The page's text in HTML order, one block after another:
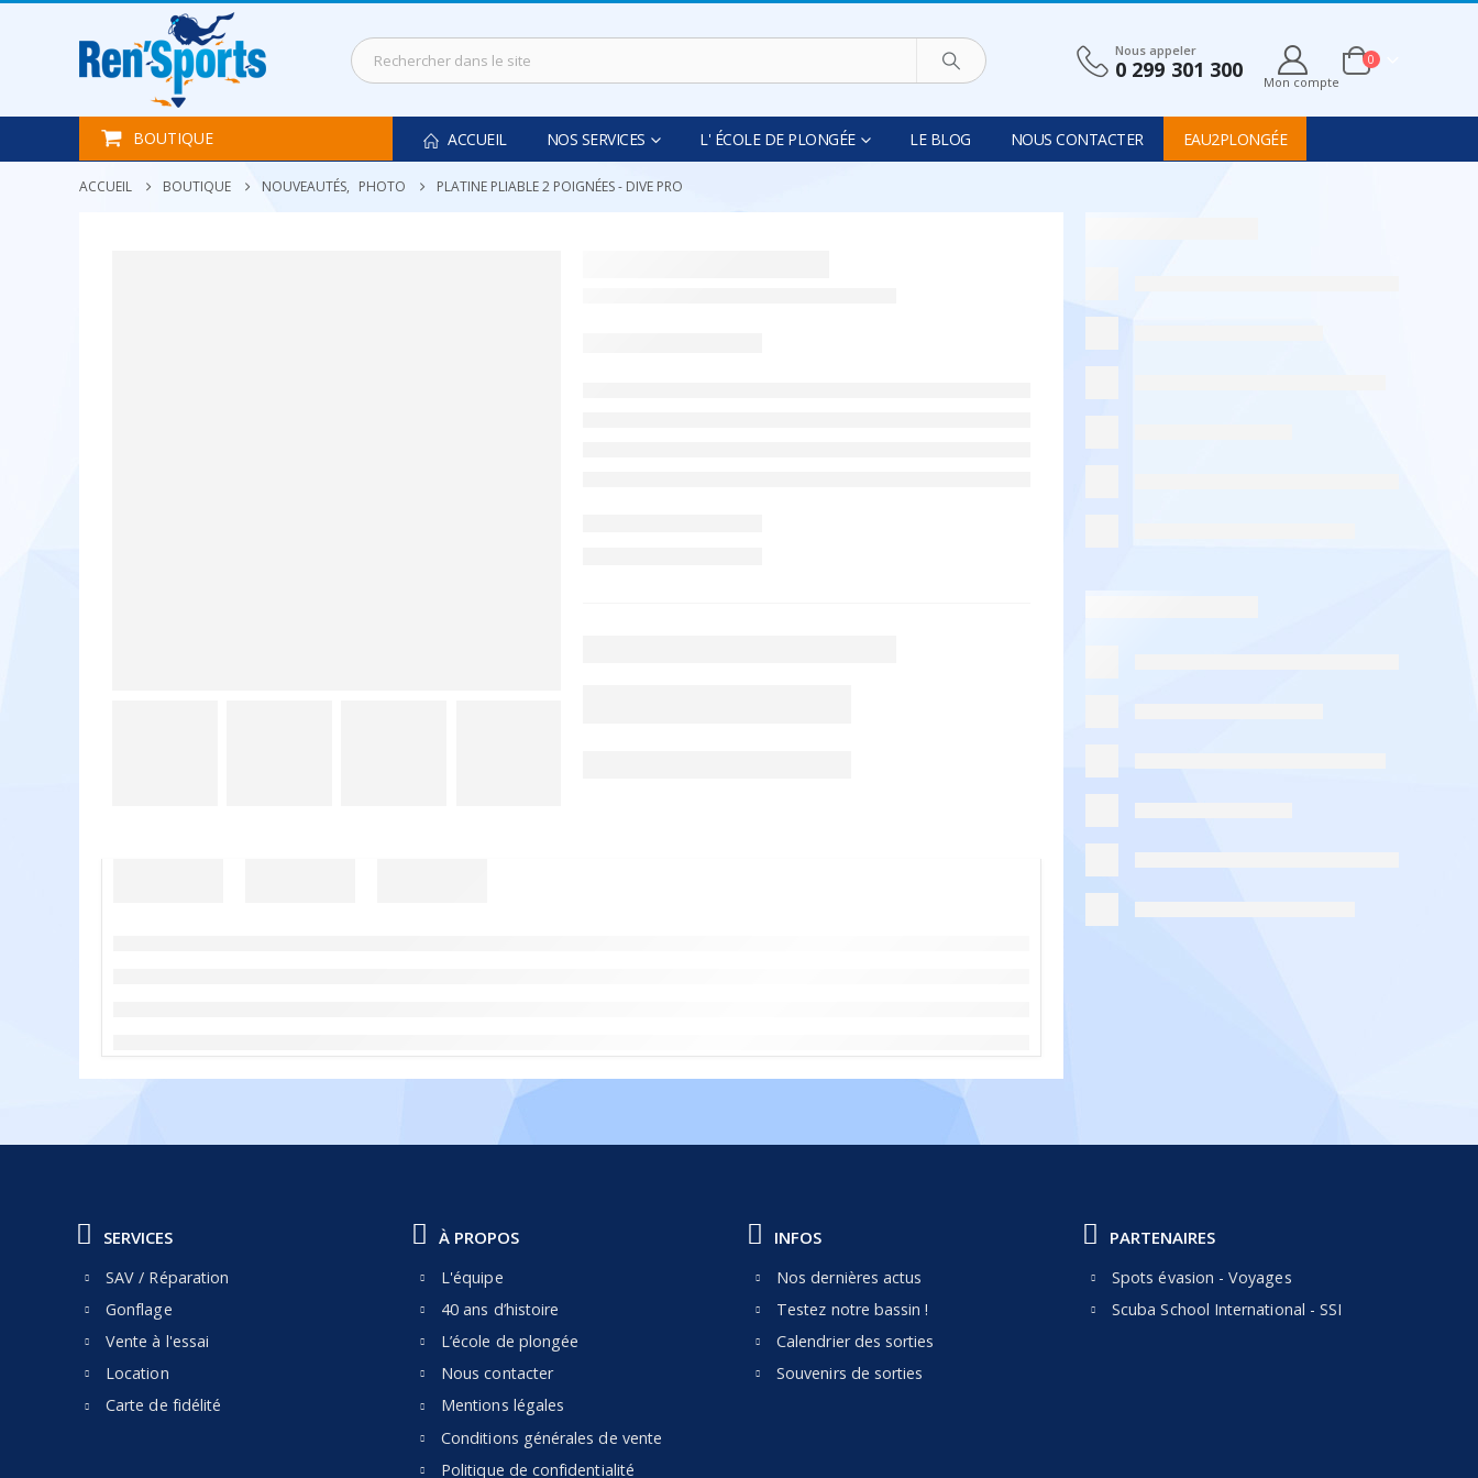
Nous appeler
0 299 301 300 Mon compte
0
BOUTIQUE ACCUEIL NOS SERVICES L' ÉCOLE DE PLONGÉE LE BLOG NOUS CONTACTER EAU2PLONGÉE
ACCUEIL BOUTIQUE NOUVEAUTÉS, PHOTO PLATINE PLIABLE 2 POIGNÉES - DIVE PRO
SERVICES
SAV / Réparation
Gonflage
Vente à l'essai
Location
Carte de fidélité
À PROPOS
L'équipe
40 ans d’histoire
L’école de plongée
Nous contacter
Mentions légales
Conditions générales de vente
Politique de confidentialité
INFOS
Nos dernières actus
Testez notre bassin !
Calendrier des sorties
Souvenirs de sorties
PARTENAIRES
Spots évasion - Voyages
Scuba School International - SSI